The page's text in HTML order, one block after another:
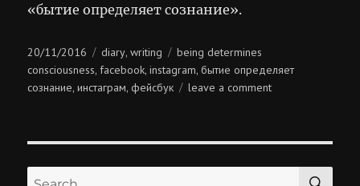
«бытие определяет сознание».
Posted
on
20/11/2016 Categories
diary,writing Tags
being determines
consciousness,facebook,instagram,бытие определяет
сознание,инстаграм,фейсбук leave a commenton
сознание
Search